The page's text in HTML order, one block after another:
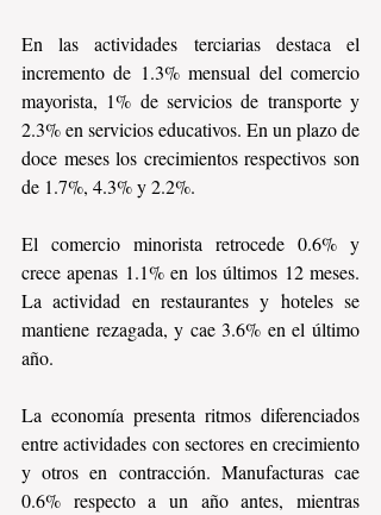
En las actividades terciarias destaca el
incremento de 1.3% mensual del comercio
mayorista, 1% de servicios de transporte y
2.3% en servicios educativos. En un plazo de
doce meses los crecimientos respectivos son
de 1.7%, 4.3% y 2.2%.
El comercio minorista retrocede 0.6% y
crece apenas 1.1% en los últimos 12 meses.
La actividad en restaurantes y hoteles se
mantiene rezagada, y cae 3.6% en el último
año.
La economía presenta ritmos diferenciados
entre actividades con sectores en crecimiento
y otros en contracción. Manufacturas cae
0.6% respecto a un año antes, mientras